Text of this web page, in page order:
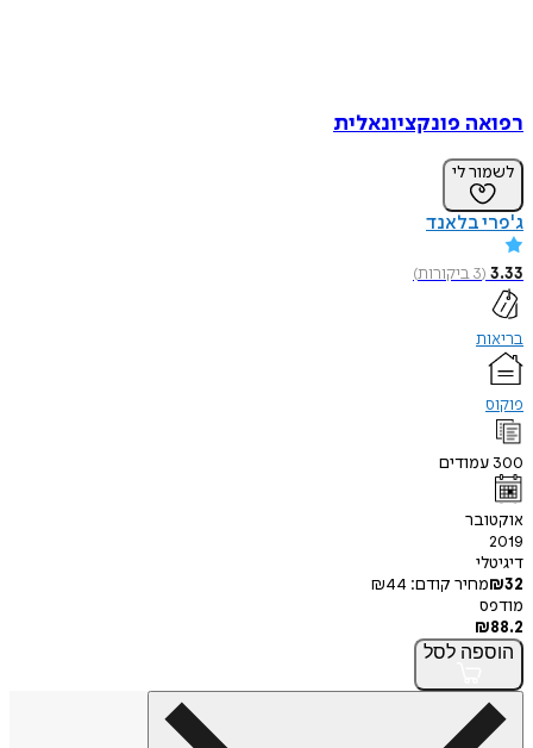
רפואה פונקציונאלית
לשמור לי
ג'פרי בלאנד
3.33
(
3ביקורות)
בריאות
פוקוס
300 עמודים
אוקטובר
2019
דיגיטלי
₪32 מחיר קודם: ₪44
מודפס
₪88.2
הוספה לסל